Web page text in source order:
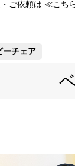
ご依頼は ≪こち
ーチェア